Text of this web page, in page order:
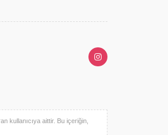
kullanıcıya aittir. Bu içeriğin,